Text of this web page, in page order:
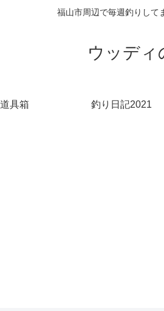
福山市周辺で毎週釣りして
ウッディ
道具箱 釣り日記2021